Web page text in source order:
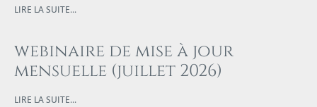
LIRE LA SUITE...
webinaire de mise à jour
mensuelle (juillet 2026)
LIRE LA SUITE...